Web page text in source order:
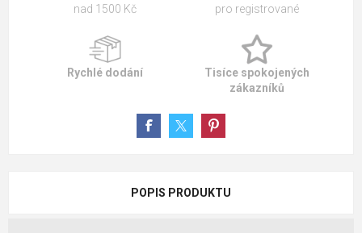
nad 1500 Kč
pro registrované
Rychlé dodání
Tisíce spokojených
zákazníků
POPIS PRODUKTU